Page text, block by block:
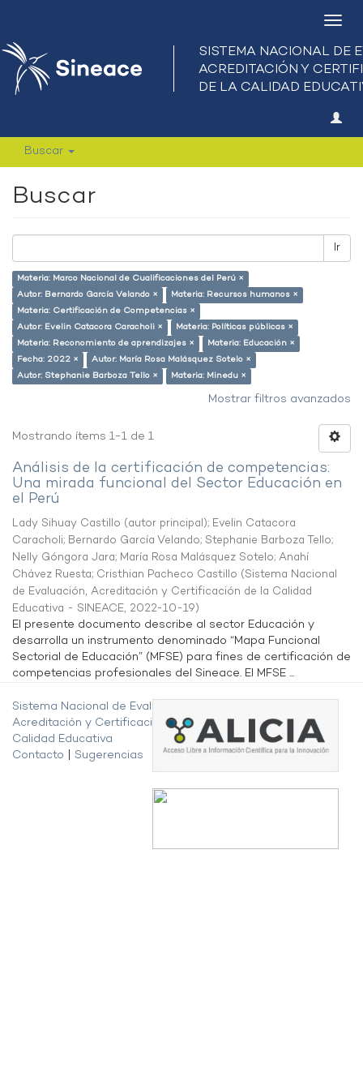
Buscar
Buscar
Ir
Materia: Marco Nacional de Cualificaciones del Perú ×
Autor: Bernardo García Velando ×
Materia: Recursos humanos ×
Materia: Certificación de Competencias ×
Autor: Evelin Catacora Caracholi ×
Materia: Políticas públicas ×
Materia: Reconomiento de aprendizajes ×
Materia: Educación ×
Fecha: 2022 ×
Autor: María Rosa Malásquez Sotelo ×
Autor: Stephanie Barboza Tello ×
Materia: Minedu ×
Mostrar filtros avanzados
Mostrando ítems 1-1 de 1
Análisis de la certificación de competencias:
Una mirada funcional del Sector Educación en
el Perú
Lady Sihuay Castillo (autor principal); Evelin Catacora
Caracholi; Bernardo García Velando; Stephanie Barboza Tello;
Nelly Góngora Jara; María Rosa Malásquez Sotelo; Anahí
Chávez Ruesta; Cristhian Pacheco Castillo (Sistema Nacional
de Evaluación, Acreditación y Certificación de la Calidad
Educativa - SINEACE, 2022-10-19)
El presente documento describe al sector Educación y
desarrolla un instrumento denominado “Mapa Funcional
Sectorial de Educación” (MFSE) para fines de certificación de
competencias profesionales del Sineace. El MFSE ...
Sistema Nacional de Evaluación,
Acreditación y Certificación de la
Calidad Educativa
Contacto
Sugerencias